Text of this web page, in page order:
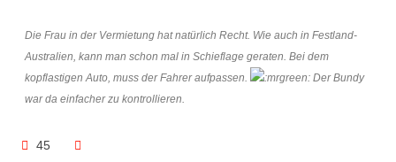
Die Frau in der Vermietung hat natürlich Recht. Wie auch in Festland-
Australien, kann man schon mal in Schieflage geraten. Bei dem
kopflastigen Auto, muss der Fahrer aufpassen.
Der Bundy
war da einfacher zu kontrollieren.
45